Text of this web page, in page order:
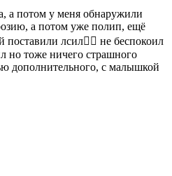
а потом у меня обнаружили
а потом уже полип, ещё
поставили лсил🤦‍♀️ не беспокоил
но тоже ничего страшного
дополнительного, с малышкой